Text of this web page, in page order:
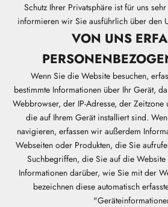
Schutz Ihrer Privatsphäre ist für uns
informieren wir Sie ausführlich über den
VON UNS
Wenn Sie die Website besuchen,
bestimmte Informationen über Ihr Gerät,
Webbrowser, der IP-Adresse, der
die auf Ihrem Gerät installiert sind.
navigieren, erfassen wir außerdem
Webseiten oder Produkten, die Sie
Suchbegriffen, die Sie auf die
Informationen darüber, wie Sie mit der
bezeichnen diese automatisch